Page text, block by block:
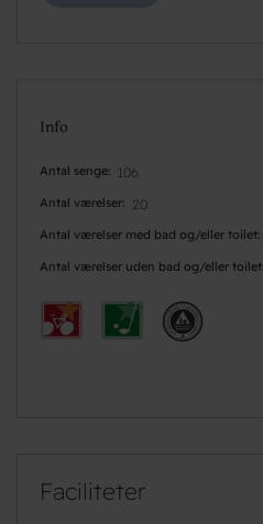
Info
Antal senge 106
Antal værelser 20
Antal værelser med bad og/eller toilet
Antal værelser uden bad og/eller toilet
Faciliteter